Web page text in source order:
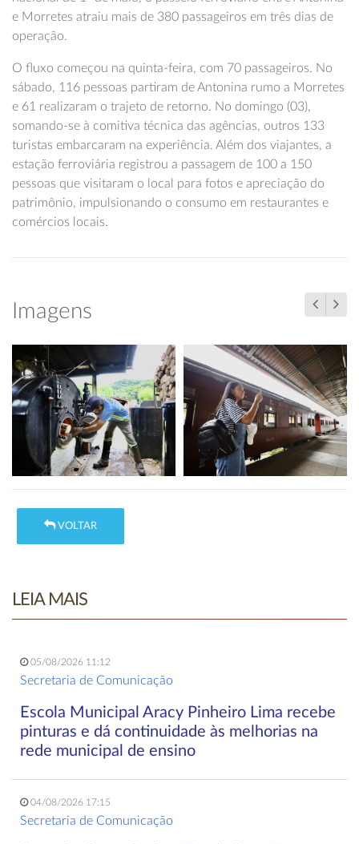
e Morretes atraiu mais de 380 passageiros em três dias de
operação.
O fluxo começou na quinta-feira, com 70 passageiros. No
sábado, 116 pessoas partiram de Antonina rumo a Morretes
e 61 realizaram o trajeto de retorno. No domingo (03),
somando-se à comitiva técnica das agências, outros 133
turistas embarcaram na experiência. Além dos viajantes, a
estação ferroviária registrou a passagem de 100 a 150
pessoas que visitaram o local para fotos e apreciação do
patrimônio, impulsionando o consumo em restaurantes e
comércios locais.
Imagens
VOLTAR
LEIA MAIS
05/08/2026 11:12
Secretaria de Comunicação
Escola Municipal Aracy Pinheiro Lima recebe
pinturas e dá continuidade às melhorias na
rede municipal de ensino
04/08/2026 17:15
Secretaria de Comunicação